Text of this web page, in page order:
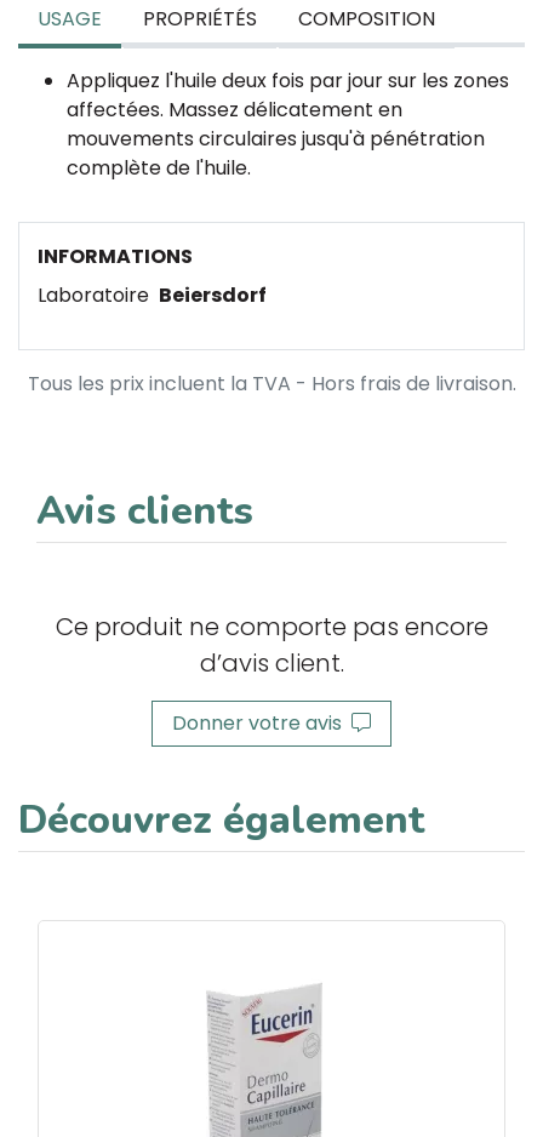
USAGE PROPRIÉTÉS COMPOSITION
Appliquez l'huile deux fois par jour sur les zones
affectées. Massez délicatement en
mouvements circulaires jusqu'à pénétration
complète de l'huile.
INFORMATIONS
Laboratoire Beiersdorf
Tous les prix incluent la TVA - Hors frais de livraison.
Avis clients
Ce produit ne comporte pas encore
d’avis client.
Donner votre avis
Découvrez également